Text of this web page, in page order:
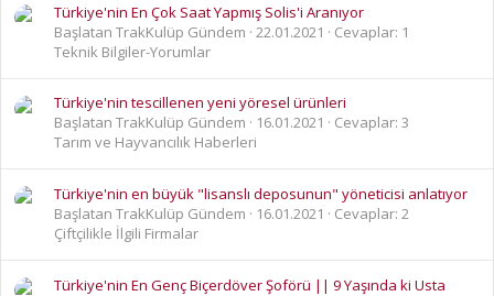
Türkiye'nin En Çok Saat Yapmış Solis'i Aranıyor
Başlatan TrakKulüp Gündem 22.01.2021
Cevaplar: 1
Teknik Bilgiler-Yorumlar
Türkiye'nin tescillenen yeni yöresel ürünleri
Başlatan TrakKulüp Gündem
16.01.2021
Cevaplar: 3
Tarım ve Hayvancılık Haberleri
Türkiye'nin en büyük "lisanslı deposunun" yöneticisi anlatıyor
Başlatan TrakKulüp Gündem
16.01.2021
Cevaplar: 2
Çiftçilikle İlgili Firmalar
Türkiye'nin En Genç Biçerdöver Şoförü || 9 Yaşında ki Usta